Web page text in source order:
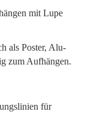
als Poster, Alu-
zum Aufhängen.